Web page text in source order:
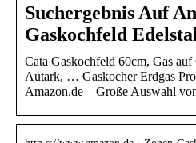
Suchergebnis Auf
Gaskochfeld
Cata Gaskochfeld 60cm, Gas
Autark, … Gaskocher Erdgas
Amazon.de – Große Auswahl